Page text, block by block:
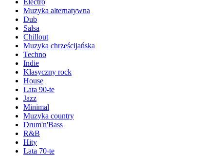
Electro
Muzyka alternatywna
Dub
Salsa
Chillout
Muzyka chrześcijańska
Techno
Indie
Klasyczny rock
House
Lata 90-te
Jazz
Minimal
Muzyka country
Drum'n'Bass
R&B
Hity
Lata 70-te